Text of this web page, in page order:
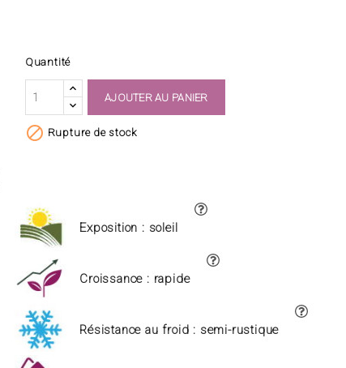
Quantité
AJOUTER AU PANIER
 Rupture de stock
Exposition : soleil
Croissance : rapide
Résistance au froid : semi-rustique